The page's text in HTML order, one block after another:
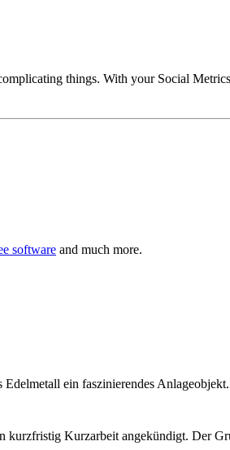
things. With your Social
software and much more.
ein faszinierendes
kurzfristig Kurzarbeit angekündigt. Der